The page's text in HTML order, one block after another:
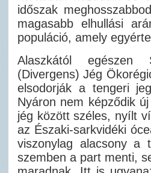
időszak
magasabb elhullási
populáció, amely
Alaszkától egészen
(Divergens) Jég
elsodorják a tengeri
Nyáron nem képződik
jég között széles, nyílt
az Északi-sarkvidéki
viszonylag alacsony a
szemben a part menti,